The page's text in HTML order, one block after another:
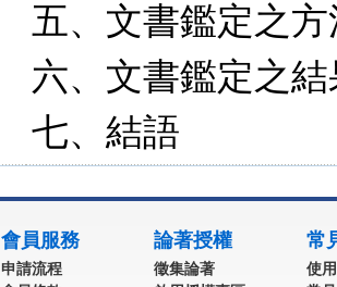
五、文書鑑定之方
六、文書鑑定之結
七、結語
會員服務
申請流程
論著授權
徵集論著
常
使